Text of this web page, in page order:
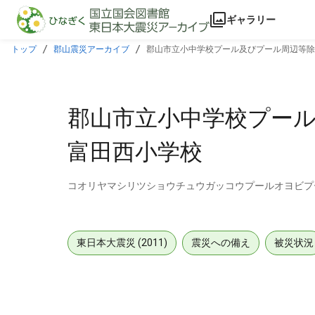
本文に飛ぶ
ギャラリー
トップ 郡山震災アーカイブ 郡山市立小中学校プール及びプール周辺
郡山市立小中学校プー
富田西小学校
コオリヤマシリツショウチュウガッコウプールオヨ
東日本大震災 (2011) 震災への備え 被災状況